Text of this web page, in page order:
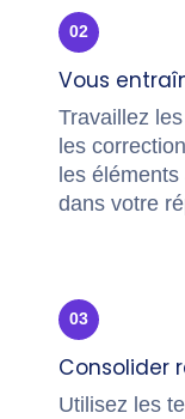
02
Vous
Travaillez
les
les
dans votre
03
Consolider
Utilisez les